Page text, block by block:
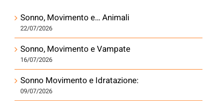
Sonno, Movimento e… Animali
22/07/2026
Sonno, Movimento e Vampate
16/07/2026
Sonno Movimento e Idratazione:
09/07/2026